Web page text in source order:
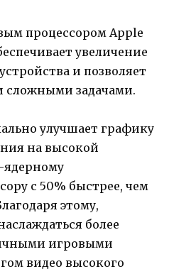
процессором Apple
увеличение
и позволяет
сложными задачами.
улучшает графику
на высокой
ядерному
с 50% быстрее, чем
этому,
более
игровыми
видео высокого